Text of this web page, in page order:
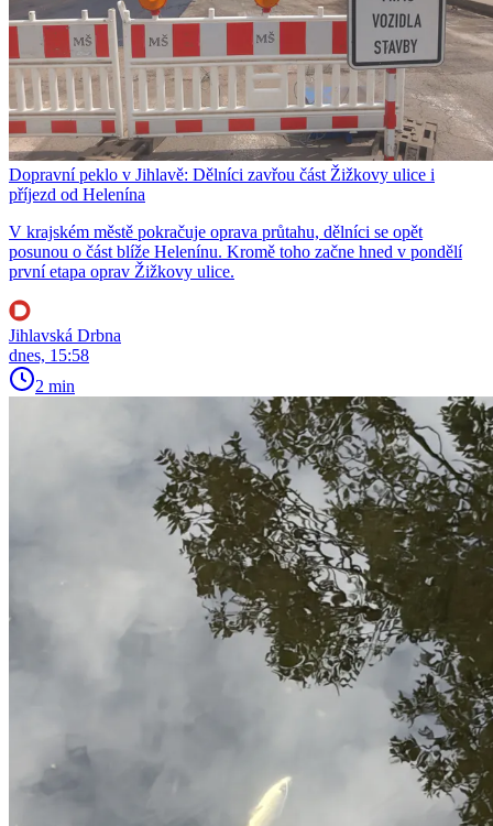
Dopravní peklo v Jihlavě: Dělníci zavřou část Žižkovy ulice i
příjezd od Helenína
V krajském městě pokračuje oprava průtahu, dělníci se opět
posunou o část blíže Helenínu. Kromě toho začne hned v pondělí
první etapa oprav Žižkovy ulice.
Jihlavská Drbna
dnes, 15:58
2 min